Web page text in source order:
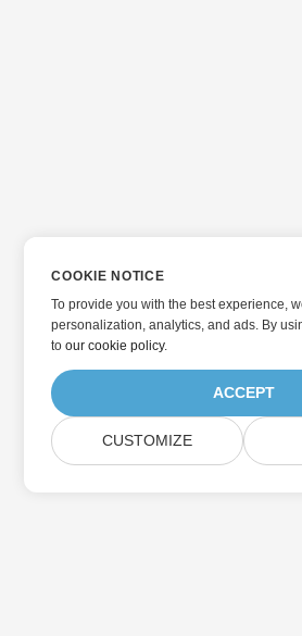
COOKIE NOTICE
To provide you with the best experience,
personalization, analytics, and ads. By
toour cookie policy.
ACCEPT
CUSTOMIZE